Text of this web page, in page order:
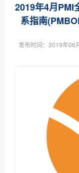
2019年4月PMI
系指南
发布时间： 2019年06